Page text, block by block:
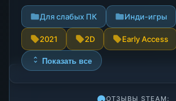
Для слабых ПК Инди-игры
2021 2D Early Access
Показать все
ОТЗЫВЫ STEAM: